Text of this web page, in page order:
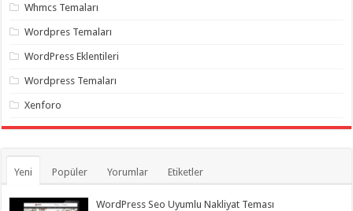
instagram
hilesi ,
Whmcs Temaları
Wordpres Temaları
WordPress Eklentileri
Wordpress Temaları
Xenforo
Yeni Popüler Yorumlar Etiketler
WordPress Seo Uyumlu Nakliyat Teması